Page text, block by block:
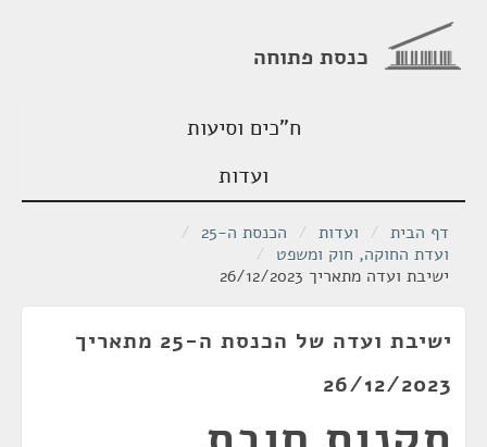
כנסת פתוחה
ח"כים וסיעות
ועדות
דף הבית / ועדות / הכנסת ה-25
/
ועדת החוקה, חוק ומשפט /
ישיבת ועדה מתאריך 26/12/2023
ישיבת ועדה של הכנסת ה-25 מתאריך
26/12/2023